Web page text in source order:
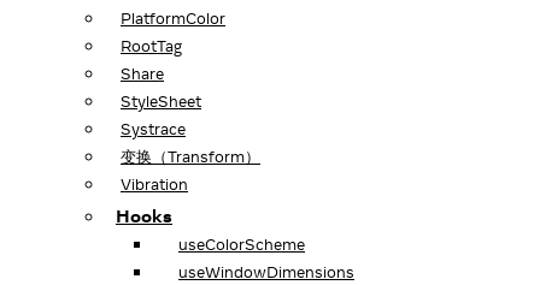
PlatformColor
RootTag
Share
StyleSheet
Systrace
变换（Transform）
Vibration
Hooks
useColorScheme
useWindowDimensions